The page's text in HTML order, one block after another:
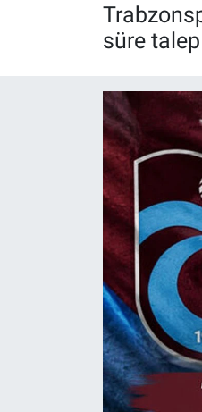
süre
1461 TRABZON
ALT LIGLER
TV VE SİNEMA
BASKETBOL
SAĞLIK
KÜLTÜR SANAT
Haber Arşivi